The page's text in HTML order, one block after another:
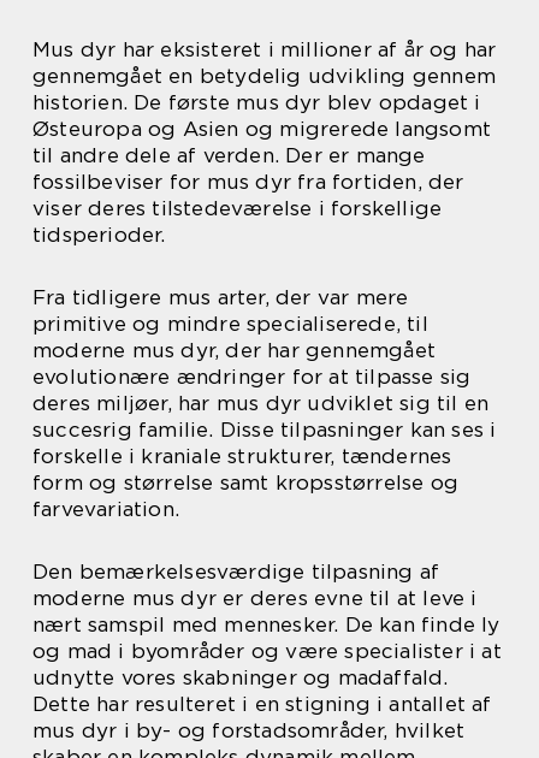
Mus dyr har eksisteret i millioner af år og har
gennemgået en betydelig udvikling gennem
historien. De første mus dyr blev opdaget i
Østeuropa og Asien og migrerede langsomt
til andre dele af verden. Der er mange
fossilbeviser for mus dyr fra fortiden, der
viser deres tilstedeværelse i forskellige
tidsperioder.
Fra tidligere mus arter, der var mere
primitive og mindre specialiserede, til
moderne mus dyr, der har gennemgået
evolutionære ændringer for at tilpasse sig
deres miljøer, har mus dyr udviklet sig til en
succesrig familie. Disse tilpasninger kan ses i
forskelle i kraniale strukturer, tændernes
form og størrelse samt kropsstørrelse og
farvevariation.
Den bemærkelsesværdige tilpasning af
moderne mus dyr er deres evne til at leve i
nært samspil med mennesker. De kan finde ly
og mad i byområder og være specialister i at
udnytte vores skabninger og madaffald.
Dette har resulteret i en stigning i antallet af
mus dyr i by- og forstadsområder, hvilket